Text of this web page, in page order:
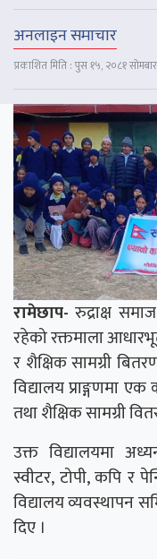
अनलाइन समाचार
प्रकाशित मिति : पुस १५, २०८१ सोमबार
रामेछाप- रुद्राक्ष
रहेको रक्तमाला
र शैक्षिक सामग्री
विद्यालय प्राङ्गणमा
तथा शैक्षिक सामग्री
उक्त विद्यालयमा
स्वीटर, टोपी, कपि र
विद्यालय व्यवस्थापन
दिए ।